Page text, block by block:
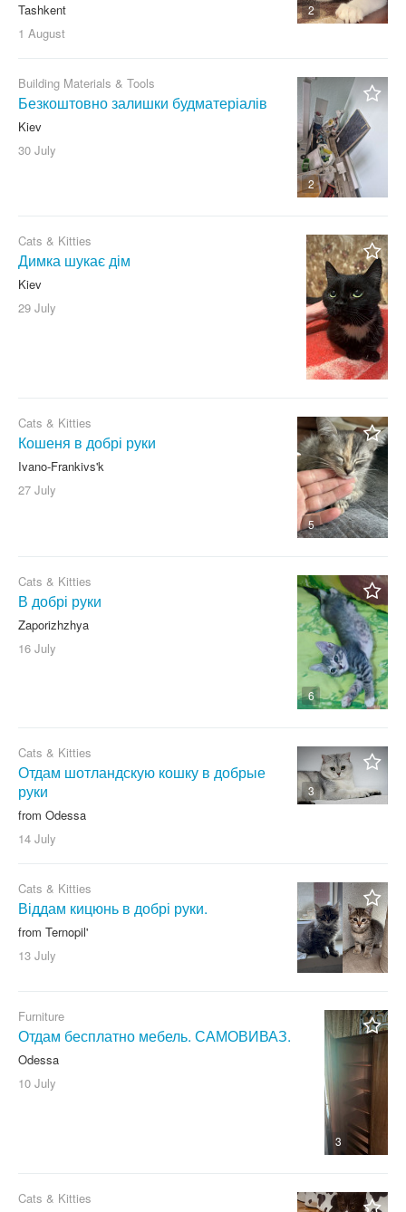
2
Tashkent
1 August
2
Building Materials & Tools
Безкоштовно залишки будматеріалів
Kiev
30 July
Cats & Kitties
Димка шукає дім
Kiev
29 July
5
Cats & Kitties
Кошеня в добрі руки
Ivano-Frankivs'k
27 July
6
Cats & Kitties
В добрі руки
Zaporizhzhya
16 July
3
Cats & Kitties
Отдам шотландскую кошку в добрые
руки
from Odessa
14 July
Cats & Kitties
Віддам кицюнь в добрі руки.
from Ternopil'
13 July
3
Furniture
Отдам бесплатно мебель. САМОВИВАЗ.
Odessa
10 July
Cats & Kitties